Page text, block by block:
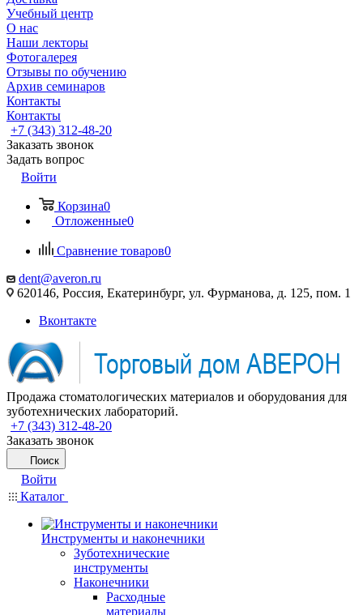
Учебный центр
О нас
Наши лекторы
Фотогалерея
Отзывы по обучению
Архив семинаров
Контакты
Контакты
+7 (343) 312-48-20
Заказать звонок
Задать вопрос
Войти
Корзина0
Отложенные0
Сравнение товаров0
dent@averon.ru
620146, Россия, Екатеринбург, ул. Фурманова, д. 125, пом. 1
Вконтакте
Продажа стоматологических материалов и оборудования для
зуботехнических лабораторий.
+7 (343) 312-48-20
Заказать звонок
Поиск
Войти
Каталог
Инструменты и наконечники
Зуботехнические
инструменты
Наконечники
Расходные
материалы